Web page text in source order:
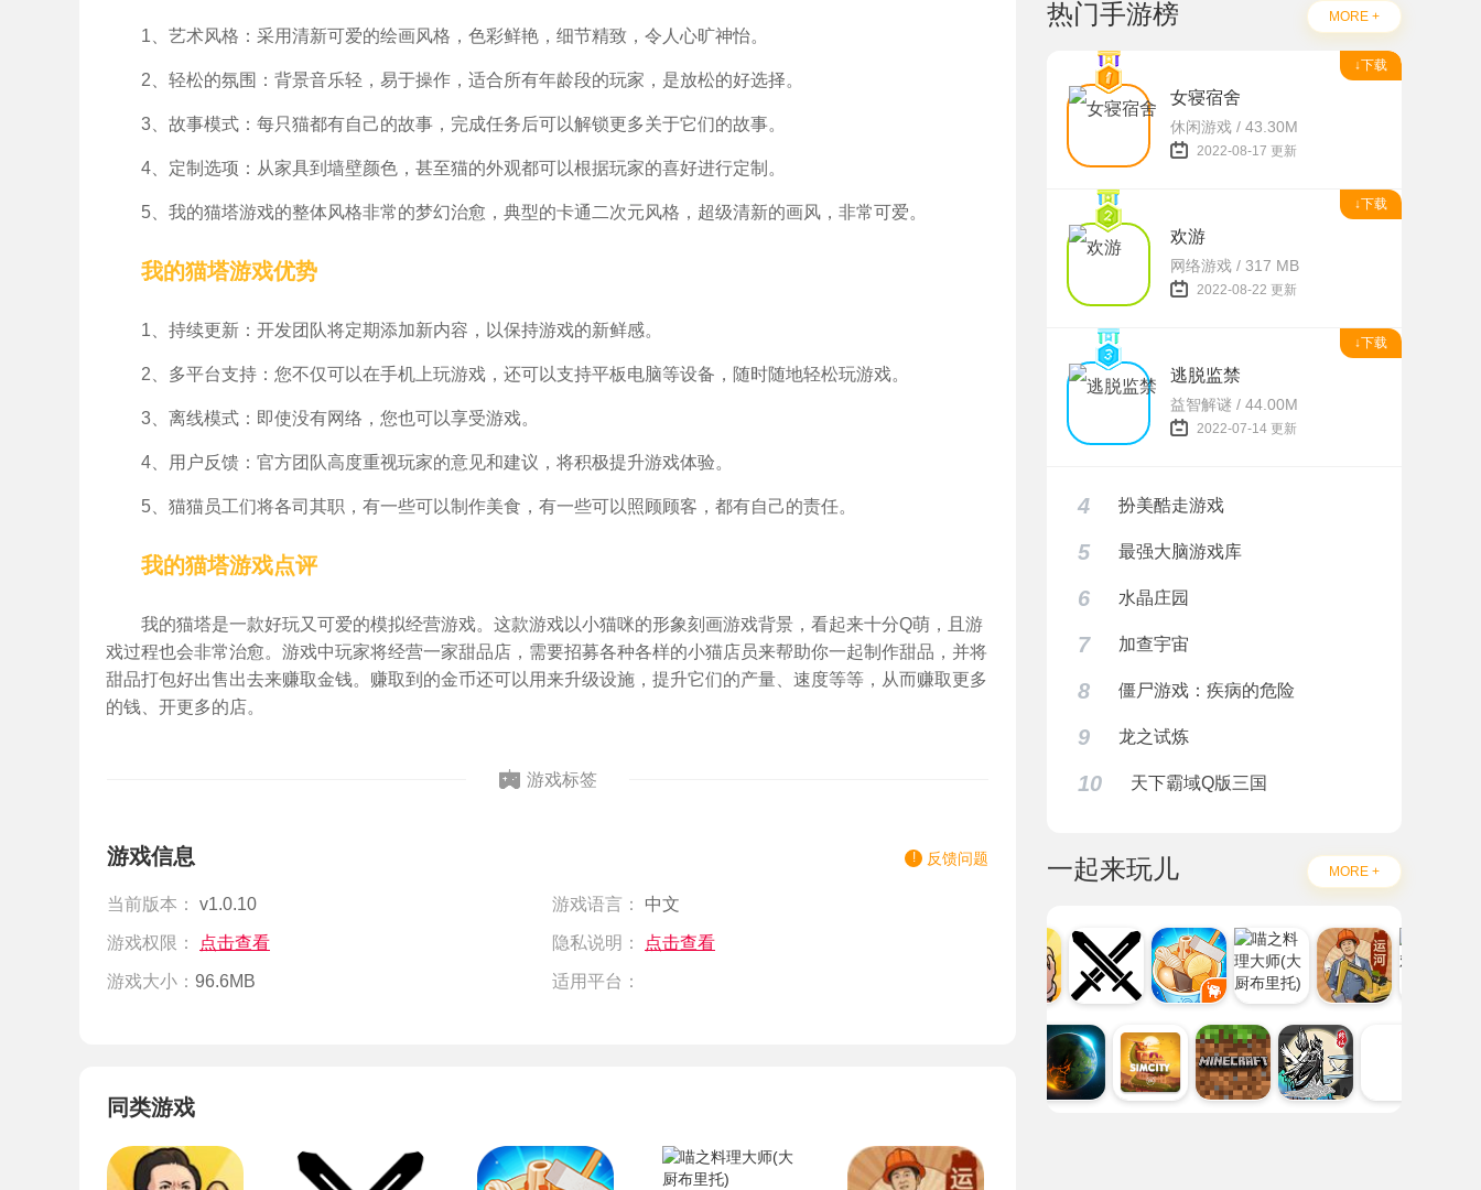
1、艺术风格：采用清新可爱的绘画风格，色彩鲜艳，细节精致，令人心旷神怡。
2、轻松的氛围：背景音乐轻，易于操作，适合所有年龄段的玩家，是放松的好选择。
3、故事模式：每只猫都有自己的故事，完成任务后可以解锁更多关于它们的故事。
4、定制选项：从家具到墙壁颜色，甚至猫的外观都可以根据玩家的喜好进行定制。
5、我的猫塔游戏的整体风格非常的梦幻治愈，典型的卡通二次元风格，超级清新的画风，非常可爱。
我的猫塔游戏优势
1、持续更新：开发团队将定期添加新内容，以保持游戏的新鲜感。
2、多平台支持：您不仅可以在手机上玩游戏，还可以支持平板电脑等设备，随时随地轻松玩游戏。
3、离线模式：即使没有网络，您也可以享受游戏。
4、用户反馈：官方团队高度重视玩家的意见和建议，将积极提升游戏体验。
5、猫猫员工们将各司其职，有一些可以制作美食，有一些可以照顾顾客，都有自己的责任。
我的猫塔游戏点评
我的猫塔是一款好玩又可爱的模拟经营游戏。这款游戏以小猫咪的形象刻画游戏背景，看起来十分Q萌，且游
戏过程也会非常治愈。游戏中玩家将经营一家甜品店，需要招募各种各样的小猫店员来帮助你一起制作甜品，并将
甜品打包好出售出去来赚取金钱。赚取到的金币还可以用来升级设施，提升它们的产量、速度等等，从而赚取更多
的钱、开更多的店。
游戏标签
游戏信息 反馈问题
当前版本： v1.0.10 游戏语言： 中文
游戏权限： 点击查看 隐私说明： 点击查看
游戏大小： 96.6MB 适用平台：
同类游戏
热门手游榜 MORE +
↓下载
女寝宿舍
休闲游戏 / 43.30M
2022-08-17 更新
↓下载
欢游
网络游戏 / 317 MB
2022-08-22 更新
↓下载
逃脱监禁
益智解谜 / 44.00M
2022-07-14 更新
4 扮美酷走游戏
5 最强大脑游戏库
6 水晶庄园
7 加查宇宙
8 僵尸游戏：疾病的危险
9 龙之试炼
10 天下霸域Q版三国
一起来玩儿 MORE +